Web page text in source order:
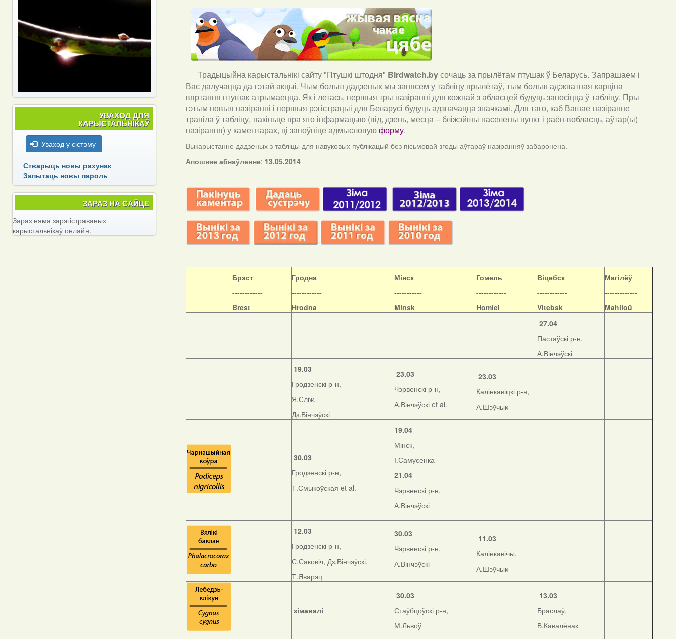
Традыцыйна карыстальнікі сайту "Птушкі штодня" Birdwatch.byсочаць за прылётам птушак ў Беларусь. Запрашаем і
Вас далучацца да гэтай акцыі. Чым больш дадзеных мы занясем у табліцу прылётаў, тым больш адэкватная карціна
вяртання птушак атрымаецца. Як і летась, першыя тры назіранні для кожнай з абласцей будуць заносіцца ў табліцу. Пры
гэтым новыя назіранні і першыя рэгістрацыі для Беларусі будуць адзначацца значкамі. Для таго, каб Вашае назіранне
трапіла ў табліцу, пакіньце пра яго інфармацыю (від, дзень, месца – бліжэйшы населены пункт і раён-вобласць, аўтар(ы)
назірання) у каментарах, ці запоўніце адмысловуюформу.
Выкарыстанне дадзеных з табліцы для навуковых публікацый без пісьмовай згоды аўтараў назіранняў забаронена.
Апошняе абнаўленне: 13.05.2014
Брэст
------------
Brest
Гродна
------------
Hrodna
Мінск
-----------
Minsk
Гомель
------------
Homiel
Віцебск
------------
Vitebsk
Магілёў
-------------
Mahiloŭ
27.04
Пастаўскі р-н,
А.Вінчэўскі
19.03
Гродзенскі р-н,
Я.Сліж,
Дз.Вінчэўскі
23.03
Чэрвенскі р-н,
А.Вінчэўскі et al.
23.03
Калінкавіцкі р-н,
А.Шэўчык
30.03
Гродзенскі р-н,
Т.Смыкоўская et al.
19.04
Мінск,
І.Самусенка
21.04
Чэрвенскі р-н,
А.Вінчэўскі
12.03
Гродзенскі р-н,
С.Саковіч, Дз.Вінчэўскі,
Т.Яварэц
30.03
Чэрвенскі р-н,
А.Вінчэўскі
11.03
Калінкавічы,
А.Шэўчык
зімавалі
30.03
Стаўбцоўскі р-н,
М.Львоў
13.03
Браслаў,
В.Кавалёнак
УВАХОД ДЛЯ
КАРЫСТАЛЬНІКАЎ
Уваход у сістэму
Стварыць новы рахунак
Запытаць новы пароль
ЗАРАЗ НА САЙЦЕ
Зараз няма зарэгістраваных
карыстальнікаў онлайн.